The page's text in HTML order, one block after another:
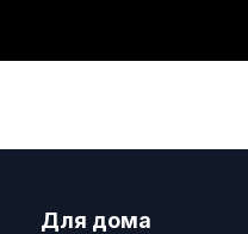
Для дома